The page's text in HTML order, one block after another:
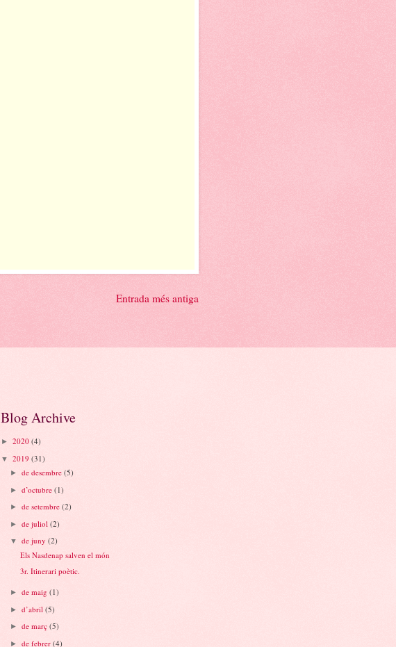
Entrada més antiga
Blog Archive
► 2020 (4)
▼ 2019 (31)
►de desembre(5)
►d’octubre(1)
►de setembre(2)
►de juliol(2)
▼de juny(2)
Els Nasdenap salven el món
3r. Itinerari poètic.
►de maig(1)
►d’abril(5)
►de març(5)
►de febrer(4)